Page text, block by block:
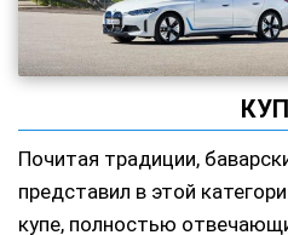
Почитая традиции,
представил в этой
купе, полностью